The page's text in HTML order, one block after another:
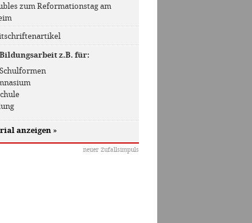
zum Reformationstag am
z.B. für:
anzeigen»
neuer Zufallsimpuls